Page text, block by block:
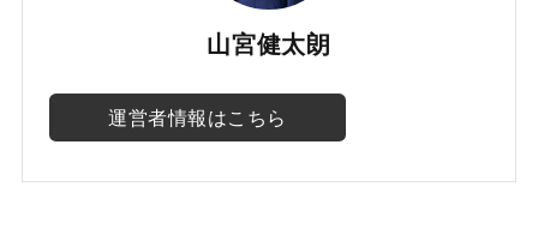
山宮健太朗
運営者情報はこちら